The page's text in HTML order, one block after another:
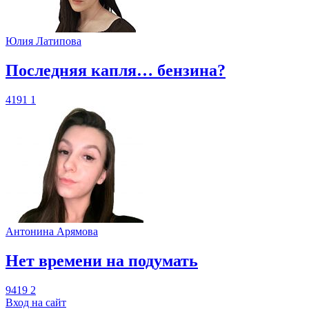
Юлия Латипова
​Последняя капля… бензина?
4191 1
Антонина Арямова
​Нет времени на подумать
9419 2
Вход на сайт